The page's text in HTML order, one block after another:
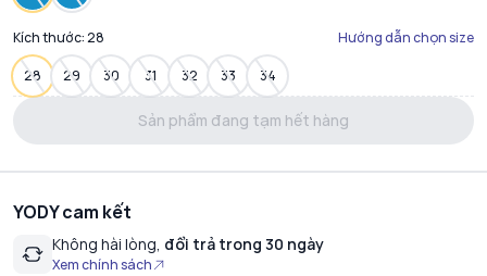
Kích thước:28 Hướng dẫn chọn size
28 29 30 31 32 33 34
Sản phẩm đang tạm hết hàng
YODY cam kết
Không hài lòng, đổi trả trong 30 ngày
Xem chính sách